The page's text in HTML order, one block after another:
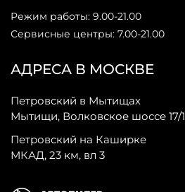
АДРЕСА В МОСКВЕ
Петровский в Мытищах
Мытищи, Волковское шоссе 17/1
Петровский на Каширке
МКАД, 23 км, вл 3
Режим работы: 9.00-21.00
Сервисные центры: 7.00-21.00